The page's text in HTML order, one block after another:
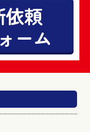
依頼
ーム